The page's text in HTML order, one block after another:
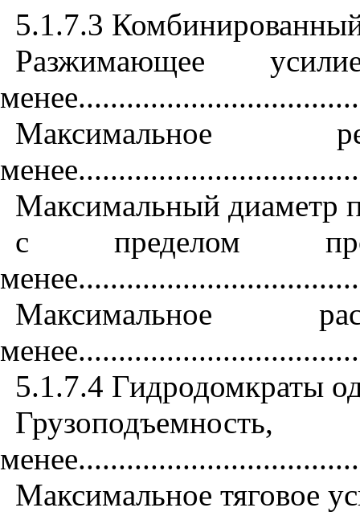
5.1.7.3
Разжимающее
менее
менее
Максимальный диаметр
с пределом
менее
Максимальное
менее
5.1.7.4 Гидродомкраты
менее
Максимальное тяговое